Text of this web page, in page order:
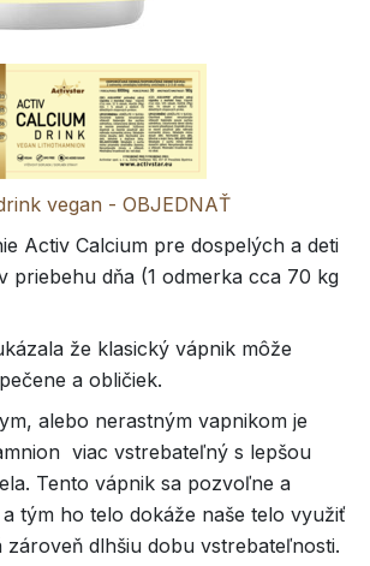
vegan - OBJEDNAŤ
Activ Calcium pre dospelých a deti
priebehu dňa (1 odmerka cca 70 kg
že klasický vápnik môže
a obličiek.
alebo nerastným vapnikom je
viac vstrebateľný s lepšou
Tento vápnik sa pozvoľne a
tým ho telo dokáže naše telo využiť
zároveň dlhšiu dobu vstrebateľnosti.